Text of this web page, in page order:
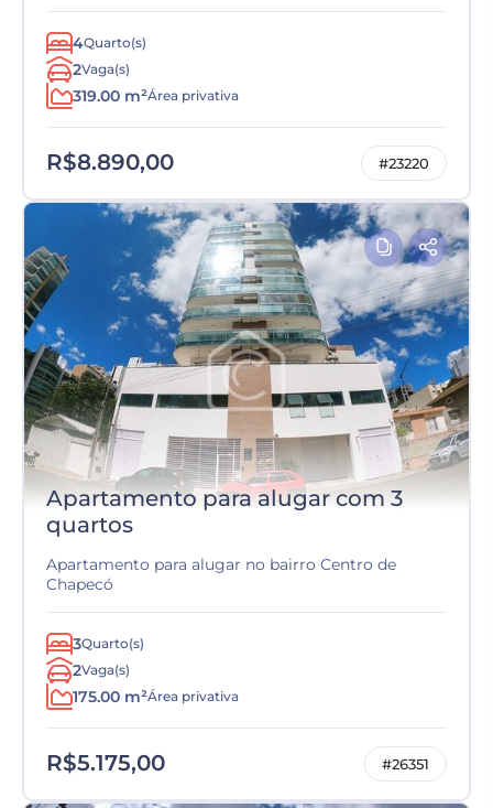
4Quarto(s)
2Vaga(s)
319.00 m²Área privativa
R$8.890,00 #23220
Apartamento para alugar com 3
quartos
Apartamento para alugar no bairro Centro de
Chapecó
3Quarto(s)
2Vaga(s)
175.00 m²Área privativa
R$5.175,00 #26351